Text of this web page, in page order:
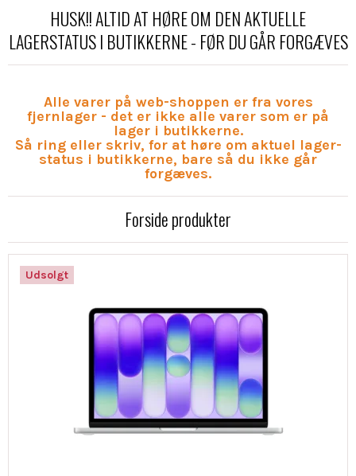
HUSK!! ALTID AT HØRE OM DEN AKTUELLE
LAGERSTATUS I BUTIKKERNE - FØR DU GÅR FORGÆVES
Alle varer på web-shoppen er fra vores
fjernlager - det er ikke alle varer som er på
lager i butikkerne.
Så ring eller skriv, for at høre om aktuel lager-
status i butikkerne, bare så du ikke går
forgæves.
Forside produkter
Udsolgt